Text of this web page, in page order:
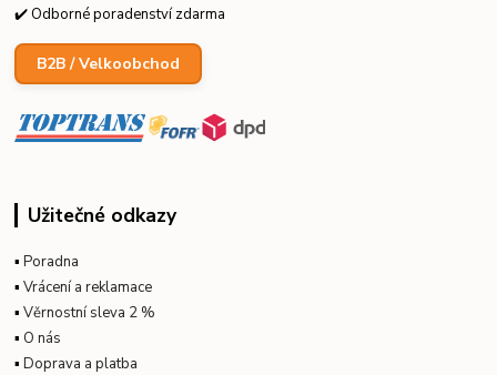
✔️ Odborné poradenství zdarma
B2B / Velkoobchod
Užitečné odkazy
▪Poradna
▪Vrácení a reklamace
▪Věrnostní sleva 2 %
▪ O nás
▪Doprava a platba